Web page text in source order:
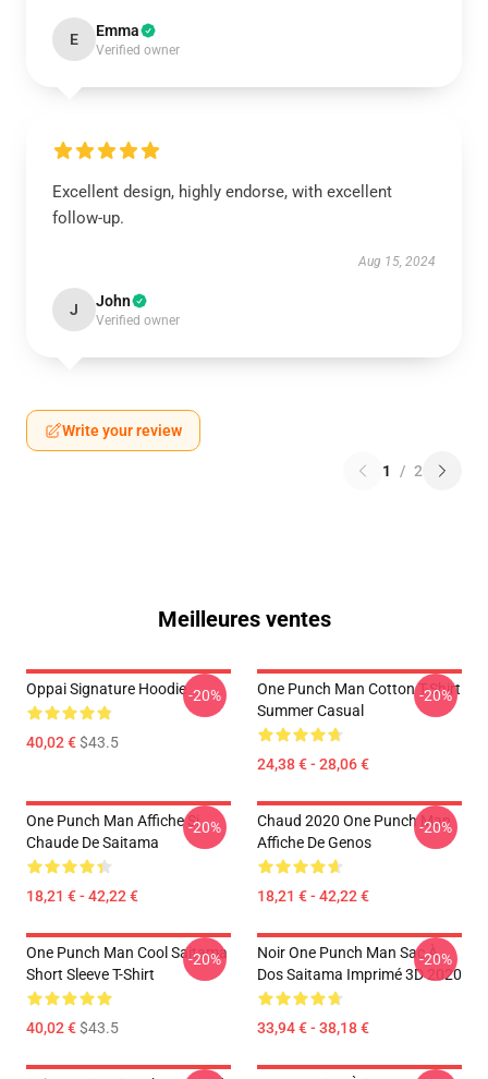
E Emma
Verified owner
Excellent design, highly endorse, with excellent
follow-up.
Aug 15, 2024
J John
Verified owner
Write your review
1 / 2
Meilleures ventes
Oppai Signature Hoodie
40,02 €$43.5
-20%
One Punch Man Cotton T-Shirt
Summer Casual
24,38 € - 28,06 €
-20%
One Punch Man Affiche Si
Chaude De Saitama
18,21 € - 42,22 €
-20%
Chaud 2020 One Punch Man
Affiche De Genos
18,21 € - 42,22 €
-20%
One Punch Man Cool Saitama
Short Sleeve T-Shirt
40,02 €$43.5
-20%
Noir One Punch Man Sac À
Dos Saitama Imprimé 3D 2020
33,94 € - 38,18 €
-20%